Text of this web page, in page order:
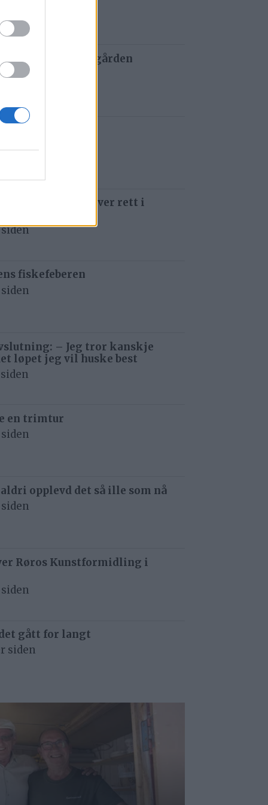
og tau redder de gården
siden
som å kjøre ti kniver rett i
fiskefeberen
– Jeg tror kanskje
løpet jeg vil huske best
en trimtur
aldri opplevd det så ille som nå
Røros Kunstformidling i
gått for langt
siden